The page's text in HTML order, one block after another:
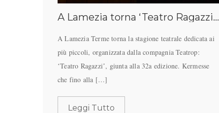
A Lamezia torna ʻTeatro Ragazziʼ 32a edizione, rassegna di spettacoli curata dalla compagnia Teatrop
A Lamezia Terme torna la stagione teatrale dedicata ai
più piccoli, organizzata dalla compagnia Teatrop:
ʻTeatro Ragazziʼ, giunta alla 32a edizione. Kermesse
che fino alla […]
Leggi Tutto